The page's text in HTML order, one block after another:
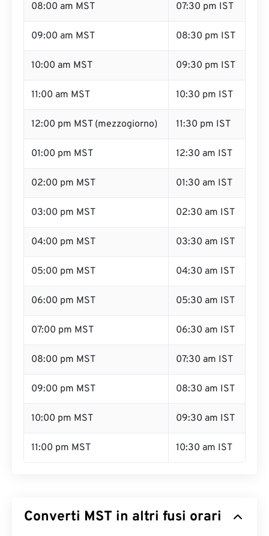
08:00 am MST 07:30 pm IST
09:00 am MST 08:30 pm IST
10:00 am MST 09:30 pm IST
11:00 am MST 10:30 pm IST
12:00 pm MST (mezzogiorno) 11:30 pm IST
01:00 pm MST 12:30 am IST
02:00 pm MST 01:30 am IST
03:00 pm MST 02:30 am IST
04:00 pm MST 03:30 am IST
05:00 pm MST 04:30 am IST
06:00 pm MST 05:30 am IST
07:00 pm MST 06:30 am IST
08:00 pm MST 07:30 am IST
09:00 pm MST 08:30 am IST
10:00 pm MST 09:30 am IST
11:00 pm MST 10:30 am IST
Converti MST in altri fusi orari